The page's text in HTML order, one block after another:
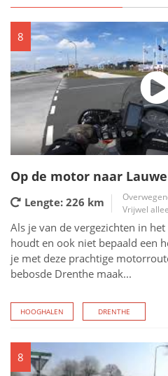
8
Op de motor naar
Lengte: 226 km
Vrijwel
Als je van de vergezichten in
houdt en ook niet bepaald een
je met deze prachtige
bebosde Drenthe maak...
HOOGHALEN DRENTHE
8